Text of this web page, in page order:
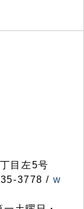
目左5号
3778 / w